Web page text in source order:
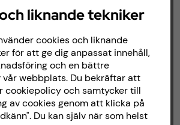
av billjud till alla typer av
bilmärken och behov.
liknande tekniker
cookies och liknande
för att ge dig anpassat innehåll,
och en bättre
vår webbplats. Du bekräftar att
cookiepolicy och samtycker till
av cookies genom att klicka på
Du kan själv när som helst